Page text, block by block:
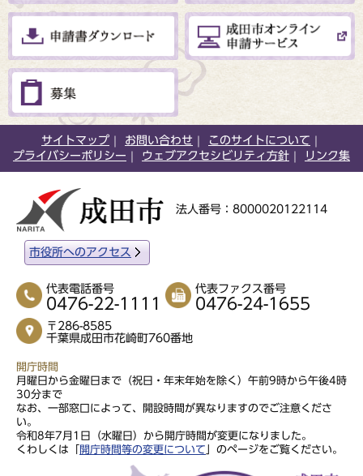
サイトマップ お問い合わせ
このサイトについて
プライバシーポリシー
ウェブアクセシビリティ方針 リンク集
法人番号：8000020122114
市役所へのアクセス
代表電話番号
0476-22-1111
代表ファクス番号
0476-24-1655
〒286-8585
千葉県成田市花崎町760番地
開庁時間
月曜日から金曜日まで（祝日・年末年始を除く）午前9時から午後4時
30分まで
なお、一部窓口によって、開設時間が異なりますのでご注意くださ
い。
令和8年7月1日（水曜日）から開庁時間が変更になりました。
くわしくは「
開庁時間等の変更について 」のページをご覧ください。